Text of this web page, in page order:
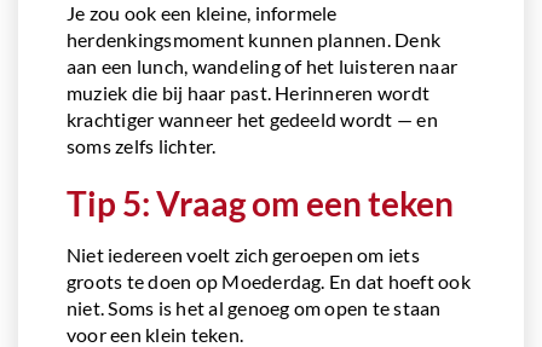
Je zou ook een kleine, informele
herdenkingsmoment kunnen plannen. Denk
aan een lunch, wandeling of het luisteren naar
muziek die bij haar past. Herinneren wordt
krachtiger wanneer het gedeeld wordt — en
soms zelfs lichter.
Tip 5: Vraag om een teken
Niet iedereen voelt zich geroepen om iets
groots te doen op Moederdag. En dat hoeft ook
niet. Soms is het al genoeg om open te staan
voor een klein teken.